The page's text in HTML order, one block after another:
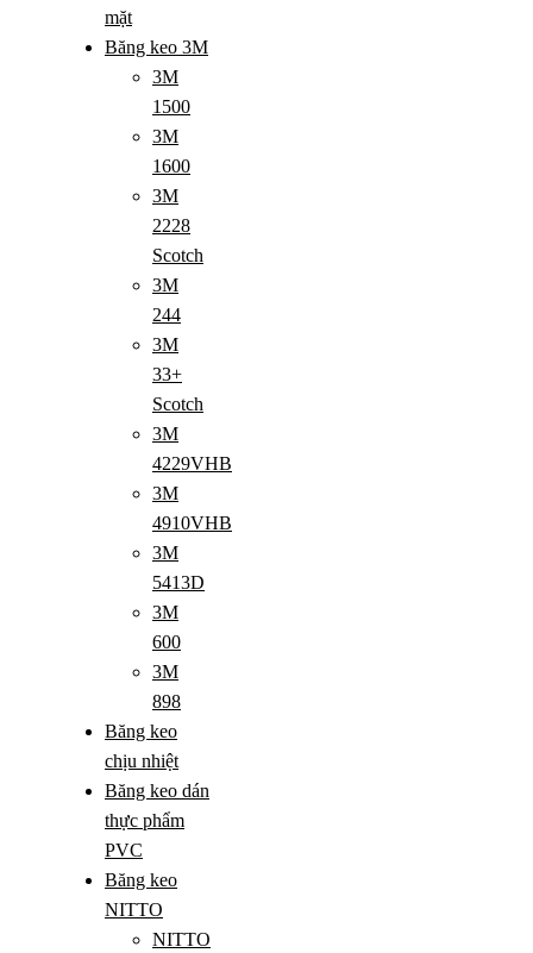
mặt
Băng keo 3M
3M
1500
3M
1600
3M
2228
Scotch
3M
244
3M
33+
Scotch
3M
4229VHB
3M
4910VHB
3M
5413D
3M
600
3M
898
Băng keo
chịu nhiệt
Băng keo dán
thực phẩm
PVC
Băng keo
NITTO
NITTO